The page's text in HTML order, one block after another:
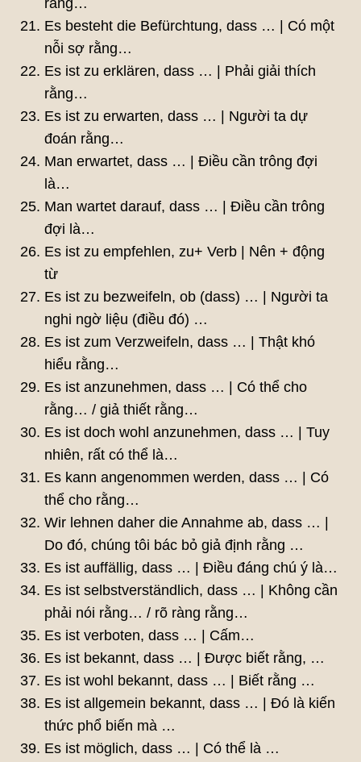
rằng…
Es besteht die Befürchtung, dass … | Có một
nỗi sợ rằng…
Es ist zu erklären, dass … | Phải giải thích
rằng…
Es ist zu erwarten, dass … | Người ta dự
đoán rằng…
Man erwartet, dass … | Điều cần trông đợi
là…
Man wartet darauf, dass … | Điều cần trông
đợi là…
Es ist zu empfehlen, zu+ Verb | Nên + động
từ
Es ist zu bezweifeln, ob (dass) … | Người ta
nghi ngờ liệu (điều đó) …
Es ist zum Verzweifeln, dass … | Thật khó
hiểu rằng…
Es ist anzunehmen, dass … | Có thể cho
rằng… / giả thiết rằng…
Es ist doch wohl anzunehmen, dass … | Tuy
nhiên, rất có thể là…
Es kann angenommen werden, dass … | Có
thể cho rằng…
Wir lehnen daher die Annahme ab, dass … |
Do đó, chúng tôi bác bỏ giả định rằng …
Es ist auffällig, dass … | Điều đáng chú ý là…
Es ist selbstverständlich, dass … | Không cần
phải nói rằng… / rõ ràng rằng…
Es ist verboten, dass … | Cấm…
Es ist bekannt, dass … | Được biết rằng, …
Es ist wohl bekannt, dass … | Biết rằng …
Es ist allgemein bekannt, dass … | Đó là kiến ​​​​
thức phổ biến mà …
Es ist möglich, dass … | Có thể là …